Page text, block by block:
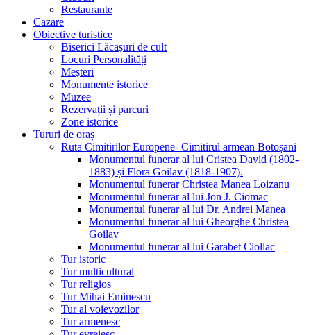
Restaurante
Cazare
Obiective turistice
Biserici Lăcașuri de cult
Locuri Personalități
Meșteri
Monumente istorice
Muzee
Rezervații și parcuri
Zone istorice
Tururi de oraș
Ruta Cimitirilor Europene- Cimitirul armean Botoșani
Monumentul funerar al lui Cristea David (1802-
1883) și Flora Goilav (1818-1907).
Monumentul funerar Christea Manea Loizanu
Monumentul funerar al lui Jon J. Ciomac
Monumentul funerar al lui Dr. Andrei Manea
Monumentul funerar al lui Gheorghe Christea
Goilav
Monumentul funerar al lui Garabet Ciollac
Tur istoric
Tur multicultural
Tur religios
Tur Mihai Eminescu
Tur al voievozilor
Tur armenesc